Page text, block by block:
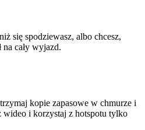
się spodziewasz, albo chcesz,
cały wyjazd.
kopie zapasowe w chmurze i
wideo i korzystaj z hotspotu tylko